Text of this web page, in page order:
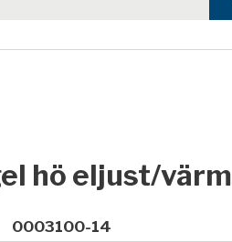
hö eljust/värm
0003100-14